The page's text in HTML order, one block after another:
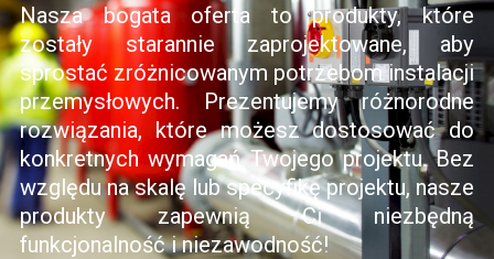
Nasza bogata oferta to produkty, które
zostały starannie zaprojektowane, aby
sprostać zróżnicowanym potrzebom instalacji
przemysłowych. Prezentujemy różnorodne
rozwiązania, które możesz dostosować do
konkretnych wymagań Twojego projektu. Bez
względu na skalę lub specyfikę projektu, nasze
produkty zapewnią Ci niezbędną
funkcjonalność i niezawodność!